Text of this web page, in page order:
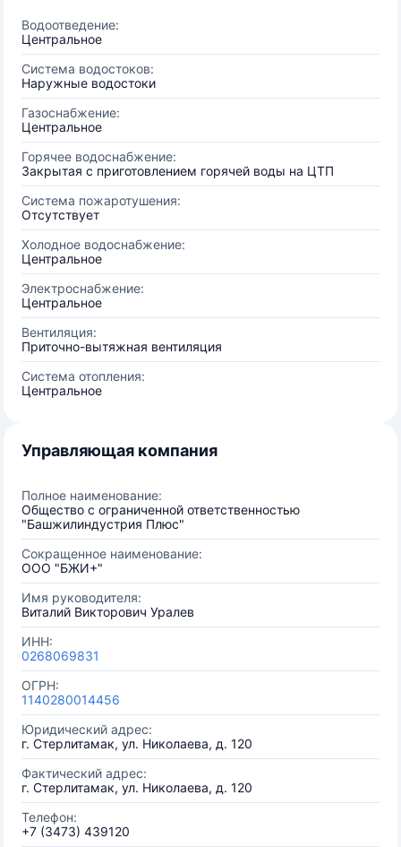
Водоотведение:
Центральное
Система водостоков:
Наружные водостоки
Газоснабжение:
Центральное
Горячее водоснабжение:
Закрытая с приготовлением горячей воды на ЦТП
Система пожаротушения:
Отсутствует
Холодное водоснабжение:
Центральное
Электроснабжение:
Центральное
Вентиляция:
Приточно-вытяжная вентиляция
Система отопления:
Центральное
Управляющая компания
Полное наименование:
Общество с ограниченной ответственностью
"Башжилиндустрия Плюс"
Сокращенное наименование:
ООО "БЖИ+"
Имя руководителя:
Виталий Викторович Уралев
ИНН:
0268069831
ОГРН:
1140280014456
Юридический адрес:
г. Стерлитамак, ул. Николаева, д. 120
Фактический адрес:
г. Стерлитамак, ул. Николаева, д. 120
Телефон:
+7 (3473) 439120